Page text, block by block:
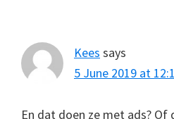
Kees says
5 June 2019 at
En dat doen ze met ads? Of